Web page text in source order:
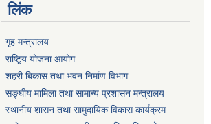
लिंक
गृह मन्त्रालय
राष्टि्ृय योजना आयोग
शहरी बिकास तथा भवन निर्माण विभाग
सङ्घीय मामिला तथा सामान्य प्रशासन मन्त्रालय
स्थानीय शासन तथा सामुदायिक विकास कार्यक्रम